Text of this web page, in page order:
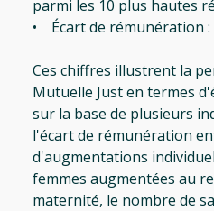
parmi les 10 plus hautes
• Écart de rémunération :
Ces chiffres illustrent la
Mutuelle Just en termes
sur la base de plusieurs
l'écart de rémunération
d'augmentations
femmes augmentées au
maternité, le nombre de